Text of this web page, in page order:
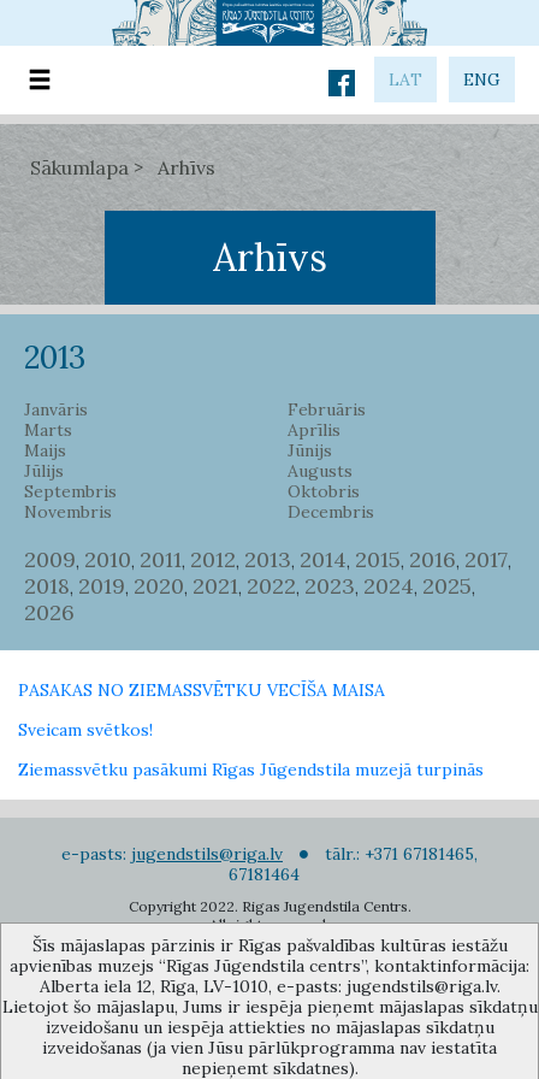
LAT ENG
Sākumlapa Arhīvs
Arhīvs
2013
Janvāris
Februāris
Marts
Aprīlis
Maijs
Jūnijs
Jūlijs
Augusts
Septembris
Oktobris
Novembris
Decembris
2009, 2010, 2011, 2012, 2013, 2014, 2015, 2016, 2017,
2018, 2019, 2020, 2021, 2022, 2023, 2024, 2025,
2026
PASAKAS NO ZIEMASSVĒTKU VECĪŠA MAISA
Sveicam svētkos!
Ziemassvētku pasākumi Rīgas Jūgendstila muzejā turpinās
e-pasts: jugendstils@riga.lv
tālr.: +371 67181465,
67181464
Copyright 2022. Rigas Jugendstila Centrs.
All right reserved.
Pierakstīties jaunumiem
Šīs mājaslapas pārzinis ir Rīgas pašvaldības kultūras iestāžu
apvienības muzejs “Rīgas Jūgendstila centrs”, kontaktinformācija:
Alberta iela 12, Rīga, LV-1010, e-pasts: jugendstils@riga.lv.
Lietojot šo mājaslapu, Jums ir iespēja pieņemt mājaslapas sīkdatņu
izveidošanu un iespēja attiekties no mājaslapas sīkdatņu
izveidošanas (ja vien Jūsu pārlūkprogramma nav iestatīta
nepieņemt sīkdatnes).